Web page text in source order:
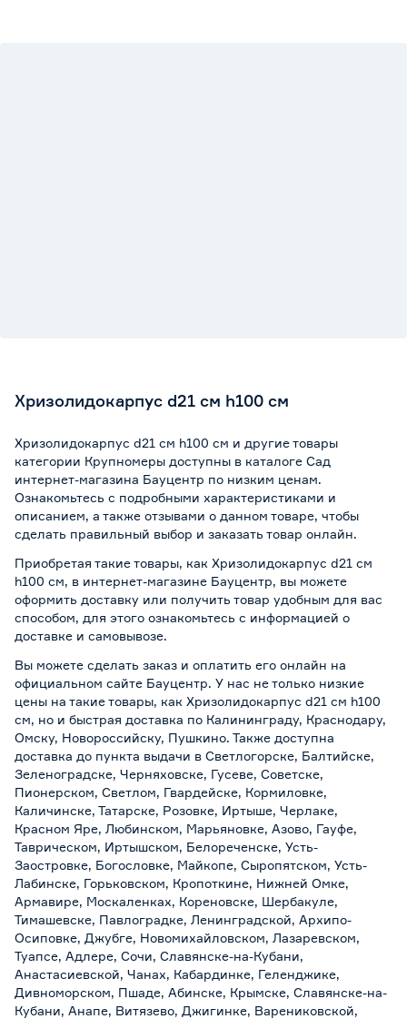
Хризолидокарпус d21 см h100 см
Хризолидокарпус d21 см h100 см и другие товары
категории Крупномеры доступны в каталоге Сад
интернет-магазина Бауцентр по низким ценам.
Ознакомьтесь с подробными характеристиками и
описанием, а также отзывами о данном товаре, чтобы
сделать правильный выбор и заказать товар онлайн.
Приобретая такие товары, как Хризолидокарпус d21 см
h100 см, в интернет-магазине Бауцентр, вы можете
оформить доставку или получить товар удобным для вас
способом, для этого ознакомьтесь с информацией о
доставке и самовывозе.
Вы можете сделать заказ и оплатить его онлайн на
официальном сайте Бауцентр. У нас не только низкие
цены на такие товары, как Хризолидокарпус d21 см h100
см, но и быстрая доставка по Калининграду, Краснодару,
Омску, Новороссийску, Пушкино. Также доступна
доставка до пункта выдачи в Светлогорске, Балтийске,
Зеленоградске, Черняховске, Гусеве, Советске,
Пионерском, Светлом, Гвардейске, Кормиловке,
Каличинске, Татарске, Розовке, Иртыше, Черлаке,
Красном Яре, Любинском, Марьяновке, Азово, Гауфе,
Таврическом, Иртышском, Белореченске, Усть-
Заостровке, Богословке, Майкопе, Сыропятском, Усть-
Лабинске, Горьковском, Кропоткине, Нижней Омке,
Армавире, Москаленках, Кореновске, Шербакуле,
Тимашевске, Павлоградке, Ленинградской, Архипо-
Осиповке, Джубге, Новомихайловском, Лазаревском,
Туапсе, Адлере, Сочи, Славянске-на-Кубани,
Анастасиевской, Чанах, Кабардинке, Геленджике,
Дивноморском, Пшаде, Абинске, Крымске, Славянске-на-
Кубани, Анапе, Витязево, Джигинке, Варениковской,